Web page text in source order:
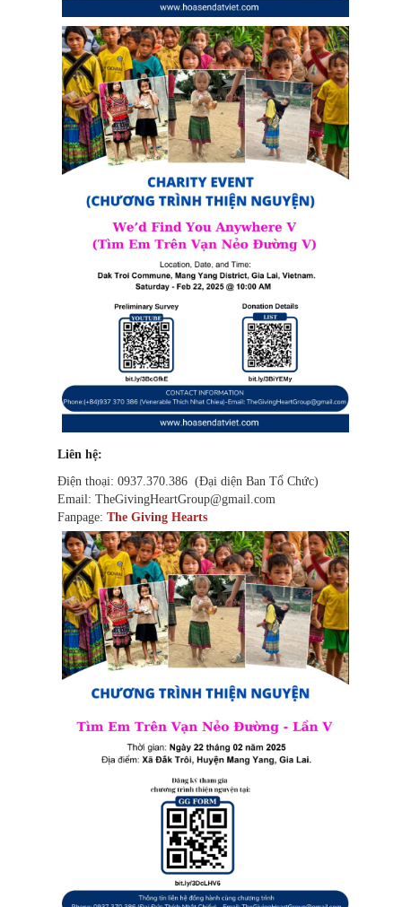
Liên hệ:
Điện thoại: 0937.370.386 (Đại diện Ban Tổ Chức)
Email: TheGivingHeartGroup@gmail.com
Fanpage: The Giving Hearts